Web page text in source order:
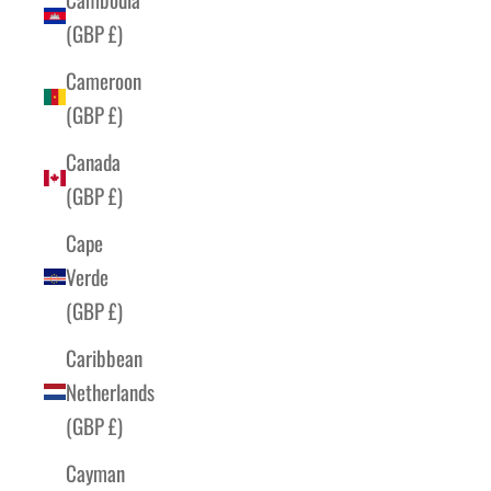
(GBP £)
Cameroon
(GBP £)
Canada
(GBP £)
Cape
Verde
(GBP £)
Caribbean
Netherlands
(GBP £)
Cayman